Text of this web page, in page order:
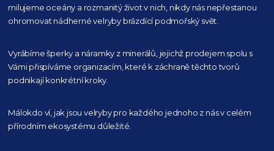
milujeme oceány a rozmanitý život v nich, nikdy nás nepřestanou
ohromovat nádherné velryby brázdící podmořský svět.
Vyrábíme šperky a náramky z minerálů, jejichž prodejem spolu s
Vámi přispíváme organizacím, které k záchraně těchto tvorů
podnikají konkrétní kroky.
Málokdo ví, jak jsou velryby pro každého jednoho z nás v celém
přírodním ekosystému důležité.